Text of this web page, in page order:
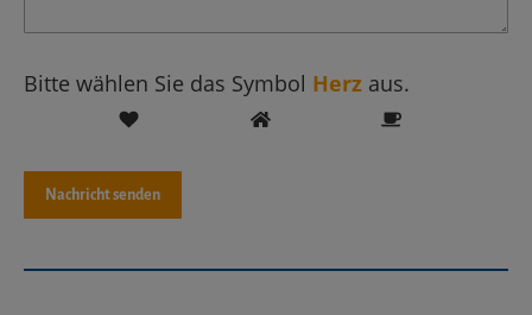
Bitte wählen Sie das Symbol Herz aus.